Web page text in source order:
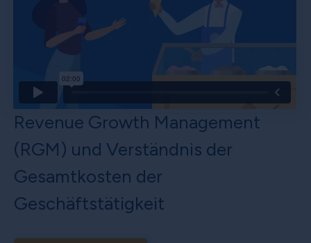
Revenue Growth Management
(RGM) und Verständnis der
Gesamtkosten der
Geschäftstätigkeit